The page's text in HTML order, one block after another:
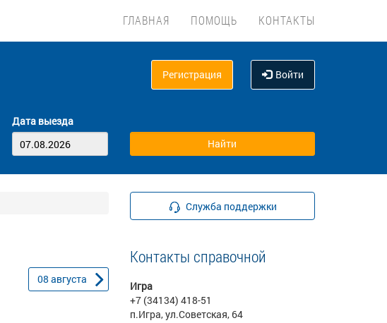
ГЛАВНАЯ ПОМОЩЬ КОНТАКТЫ
Регистрация Войти
Дата выезда
08 августа
Служба поддержки
Контакты справочной
Игра
+7 (34134) 418-51
п.Игра, ул.Советская, 64